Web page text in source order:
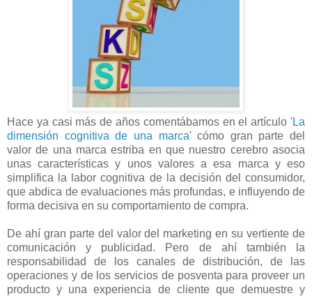
Hace ya casi más de años comentábamos en el artículo 'La
dimensión cognitiva de una marca' cómo gran parte del
valor de una marca estriba en que nuestro cerebro asocia
unas características y unos valores a esa marca y eso
simplifica la labor cognitiva de la decisión del consumidor,
que abdica de evaluaciones más profundas, e influyendo de
forma decisiva en su comportamiento de compra.
De ahí gran parte del valor del marketing en su vertiente de
comunicación y publicidad. Pero de ahí también la
responsabilidad de los canales de distribución, de las
operaciones y de los servicios de posventa para proveer un
producto y una experiencia de cliente que demuestre y